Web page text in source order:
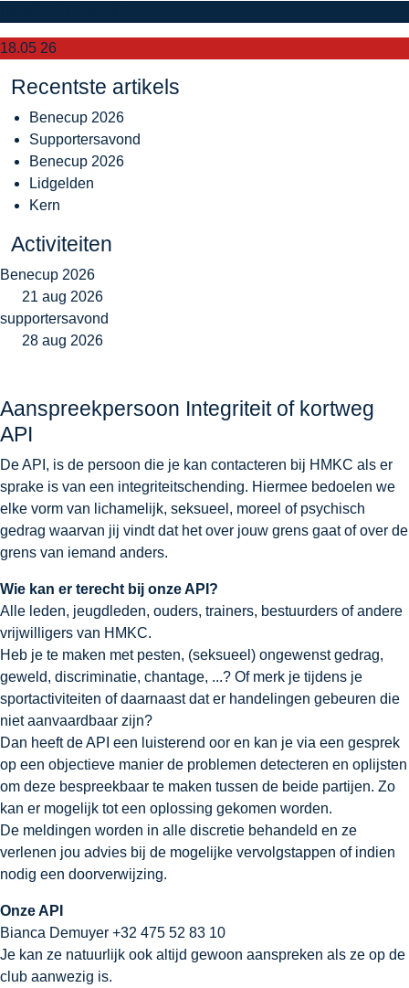
18.05 26
Recentste artikels
Benecup 2026
Supportersavond
Benecup 2026
Lidgelden
Kern
Activiteiten
Benecup 2026
21 aug 2026
supportersavond
28 aug 2026
Aanspreekpersoon Integriteit of kortweg
API
De API, is de persoon die je kan contacteren bij HMKC als er
sprake is van een integriteitschending. Hiermee bedoelen we
elke vorm van lichamelijk, seksueel, moreel of psychisch
gedrag waarvan jij vindt dat het over jouw grens gaat of over de
grens van iemand anders.
Wie kan er terecht bij onze API?
Alle leden, jeugdleden, ouders, trainers, bestuurders of andere
vrijwilligers van HMKC.
Heb je te maken met pesten, (seksueel) ongewenst gedrag,
geweld, discriminatie, chantage, ...? Of merk je tijdens je
sportactiviteiten of daarnaast dat er handelingen gebeuren die
niet aanvaardbaar zijn?
Dan heeft de API een luisterend oor en kan je via een gesprek
op een objectieve manier de problemen detecteren en oplijsten
om deze bespreekbaar te maken tussen de beide partijen. Zo
kan er mogelijk tot een oplossing gekomen worden.
De meldingen worden in alle discretie behandeld en ze
verlenen jou advies bij de mogelijke vervolgstappen of indien
nodig een doorverwijzing.
Onze API
Bianca Demuyer +32 475 52 83 10
Je kan ze natuurlijk ook altijd gewoon aanspreken als ze op de
club aanwezig is.